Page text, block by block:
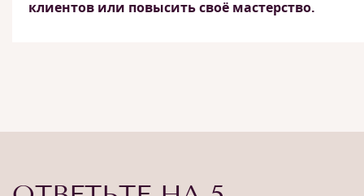
клиентов или повысить своё мастерство.